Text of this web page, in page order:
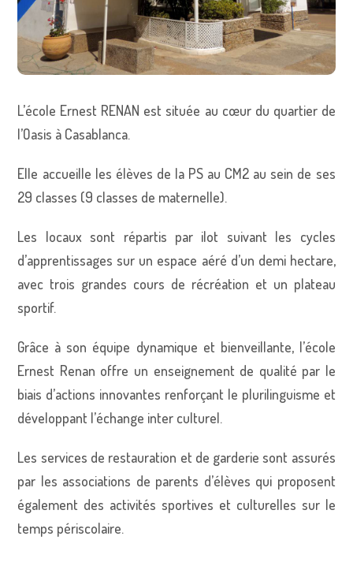
L’école Ernest RENAN est située au cœur du quartier de
l’Oasis à Casablanca.
Elle accueille les élèves de la PS au CM2 au sein de ses
29 classes (9 classes de maternelle).
Les locaux sont répartis par ilot suivant les cycles
d’apprentissages sur un espace aéré d’un demi hectare,
avec trois grandes cours de récréation et un plateau
sportif.
Grâce à son équipe dynamique et bienveillante, l’école
Ernest Renan offre un enseignement de qualité par le
biais d’actions innovantes renforçant le plurilinguisme et
développant l’échange inter culturel.
Les services de restauration et de garderie sont assurés
par les associations de parents d’élèves qui proposent
également des activités sportives et culturelles sur le
temps périscolaire.